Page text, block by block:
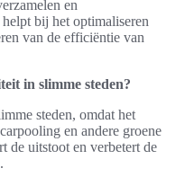
en
bij het optimaliseren
van de efficiëntie van
in slimme steden?
steden, omdat het
en andere groene
de uitstoot en verbetert de